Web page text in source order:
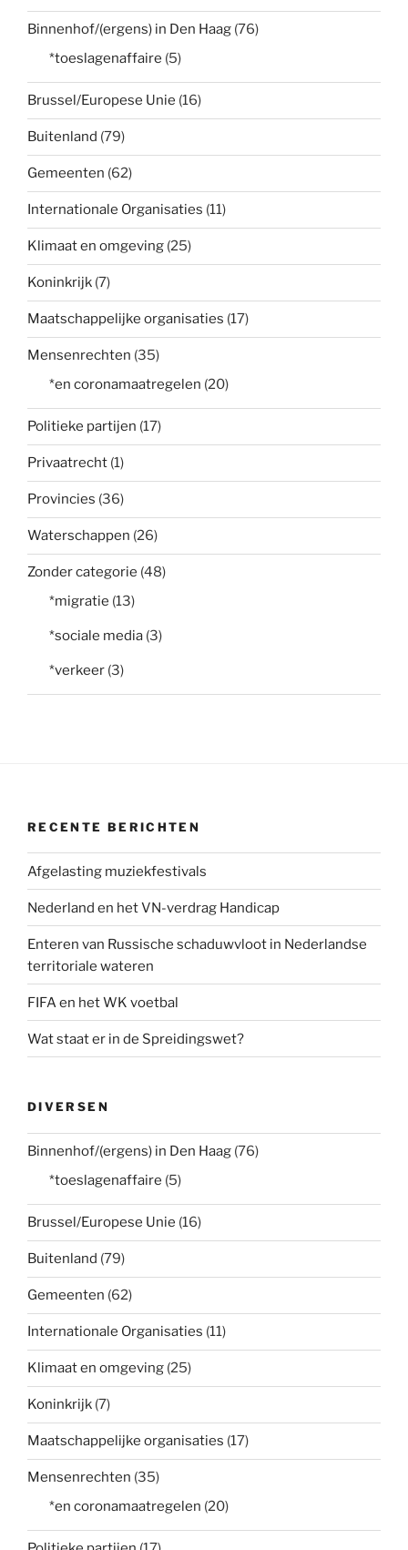
Binnenhof/(ergens) in Den Haag (76)
*toeslagenaffaire (5)
Brussel/Europese Unie (16)
Buitenland (79)
Gemeenten (62)
Internationale Organisaties (11)
Klimaat en omgeving (25)
Koninkrijk (7)
Maatschappelijke organisaties (17)
Mensenrechten (35)
*en coronamaatregelen (20)
Politieke partijen (17)
Privaatrecht (1)
Provincies (36)
Waterschappen (26)
Zonder categorie (48)
*migratie (13)
*sociale media (3)
*verkeer (3)
RECENTE BERICHTEN
Afgelasting muziekfestivals
Nederland en het VN-verdrag Handicap
Enteren van Russische schaduwvloot in Nederlandse
territoriale wateren
FIFA en het WK voetbal
Wat staat er in de Spreidingswet?
DIVERSEN
Binnenhof/(ergens) in Den Haag (76)
*toeslagenaffaire (5)
Brussel/Europese Unie (16)
Buitenland (79)
Gemeenten (62)
Internationale Organisaties (11)
Klimaat en omgeving (25)
Koninkrijk (7)
Maatschappelijke organisaties (17)
Mensenrechten (35)
*en coronamaatregelen (20)